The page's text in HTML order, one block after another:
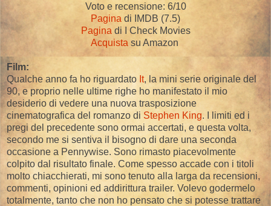
Voto e recensione: 6/10
Pagina di IMDB (7.5)
Pagina di I Check Movies
Acquista su Amazon
Film:
Qualche anno fa ho riguardato It, la mini serie originale del
90, e proprio nelle ultime righe ho manifestato il mio
desiderio di vedere una nuova trasposizione
cinematografica del romanzo di Stephen King. I limiti ed i
pregi del precedente sono ormai accertati, e questa volta,
secondo me si sentiva il bisogno di dare una seconda
occasione a Pennywise. Sono rimasto piacevolmente
colpito dal risultato finale. Come spesso accade con i titoli
molto chiacchierati, mi sono tenuto alla larga da recensioni,
commenti, opinioni ed addirittura trailer. Volevo godermelo
totalmente, tanto che non ho pensato che si potesse trattare